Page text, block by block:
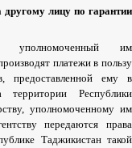
другому лицу по гарантии
уполномоченный
им
платежи в пользу
, предоставленной ему
в
территории
Республики
, уполномоченному им
передаются
права
Таджикистан такой